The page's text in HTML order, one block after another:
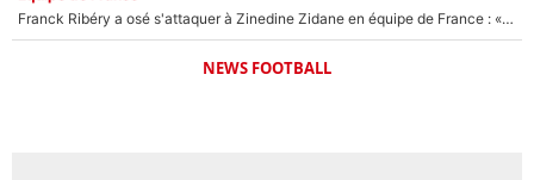
Franck Ribéry a osé s'attaquer à Zinedine Zidane en équipe de France : «Je n'aurais jamais fait ça»
NEWS FOOTBALL